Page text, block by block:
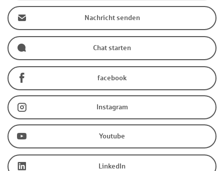
Nachricht senden
Chat starten
facebook
Instagram
Youtube
LinkedIn